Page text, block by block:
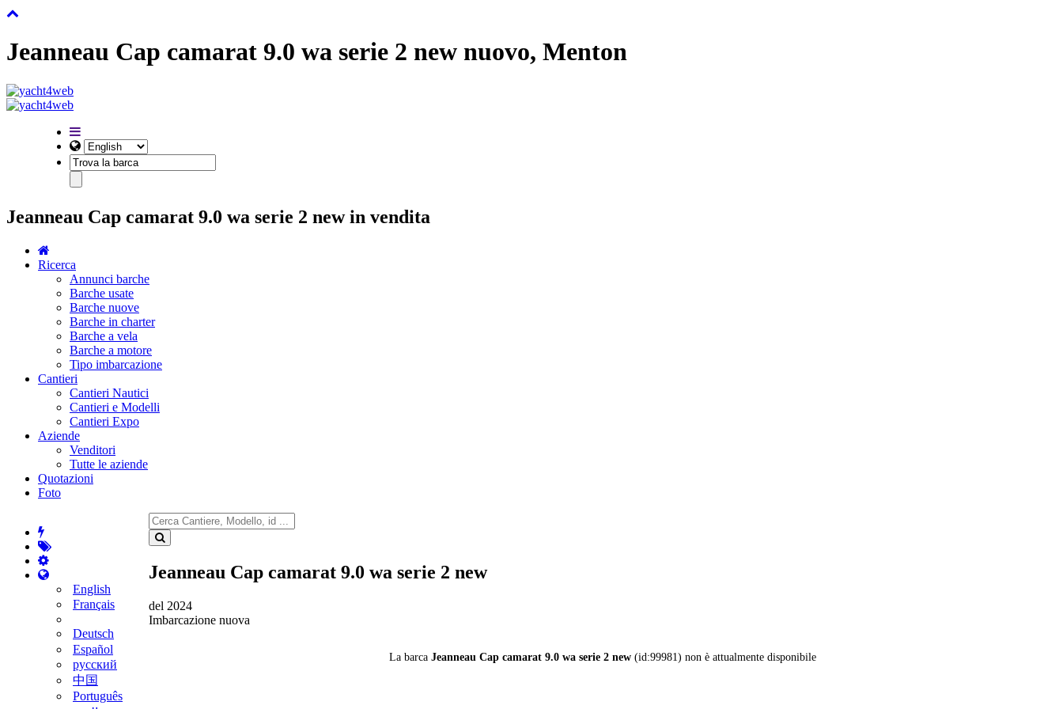
Jeanneau Cap camarat 9.0 wa serie 2 new nuovo, Menton
Jeanneau Cap camarat 9.0 wa serie 2 new in vendita
Ricerca
Annunci barche
Barche usate
Barche nuove
Barche in charter
Barche a vela
Barche a motore
Tipo imbarcazione
Cantieri
Cantieri Nautici
Cantieri e Modelli
Cantieri Expo
Aziende
Venditori
Tutte le aziende
Quotazioni
Foto
English
Français
Deutsch
Español
русский
中国
Português
Jeanneau Cap camarat 9.0 wa serie 2 new
del 2024
Imbarcazione nuova
La barca Jeanneau Cap camarat 9.0 wa serie 2 new (id:99981) non è attualmente disponibile